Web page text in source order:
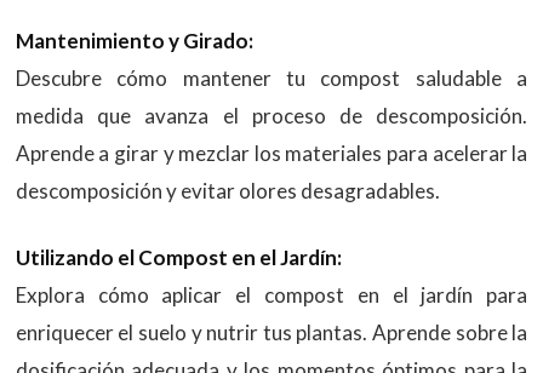
Mantenimiento y Girado:
Descubre cómo mantener tu compost saludable a
medida que avanza el proceso de descomposición.
Aprende a girar y mezclar los materiales para acelerar la
descomposición y evitar olores desagradables.
Utilizando el Compost en el Jardín:
Explora cómo aplicar el compost en el jardín para
enriquecer el suelo y nutrir tus plantas. Aprende sobre la